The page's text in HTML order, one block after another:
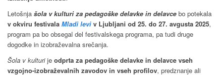
Letošnja šola v kulturi za pedagoške delavke in delavce bo potekala
v okviru festivala Mladi levi v Ljubljani od 25. do 27. avgusta 2025,
program pa bo obsegal del festivalskega programa, pa tudi druge
dogodke in izobraževalna srečanja.
Šola v kulturije odprta za pedagoške delavke in delavce vseh
vzgojno-izobraževalnih zavodov in vseh profilov, predznanje ali